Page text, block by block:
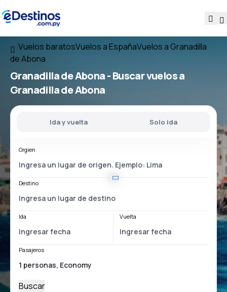
Vuelos baratosVuelos a EspañaVuelos a Granadilla
de Abona
Granadilla de Abona - Buscar vuelos a
Granadilla de Abona
Ida y vuelta Solo ida
Orgien
Destino
Ida Vuelta
Pasajeros
Buscar